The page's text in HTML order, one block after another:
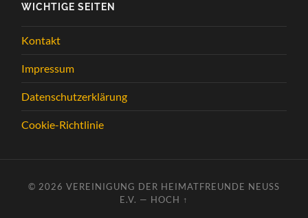
WICHTIGE SEITEN
Kontakt
Impressum
Datenschutzerklärung
Cookie-Richtlinie
© 2026 VEREINIGUNG DER HEIMATFREUNDE NEUSS
E.V. — HOCH ↑